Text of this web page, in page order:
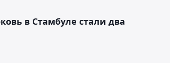
в Стамбуле стали два